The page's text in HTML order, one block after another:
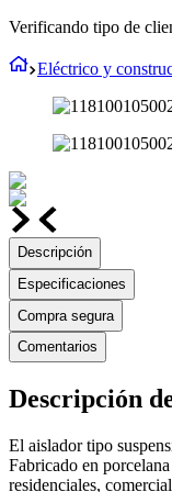
Verificando tipo de
Eléctrico y
Descripción
Especificaciones
Compra segura
Comentarios
Descripción
El aislador tipo
Fabricado en
residenciales,